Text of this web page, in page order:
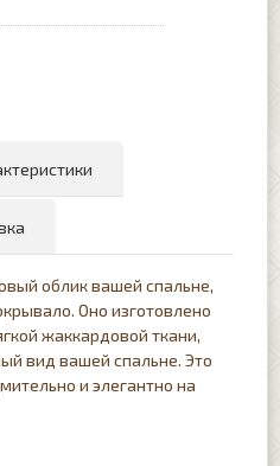
облик вашей спальне,
Оно изготовлено
жаккардовой ткани,
вид вашей спальне. Это
и элегантно на